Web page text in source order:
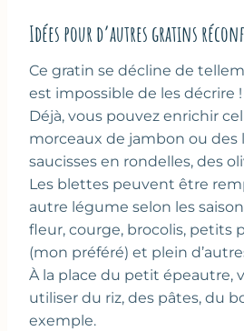
Idées pour d’autres gratins
Ce gratin se décline de
est impossible de les décrire !
Déjà, vous pouvez enrichir
morceaux de jambon ou des
saucisses en rondelles, des
Les blettes peuvent être
autre légume selon les
fleur, courge, brocolis, petits
(mon préféré) et plein
À la place du petit épeautre,
utiliser du riz, des pâtes, du
exemple.